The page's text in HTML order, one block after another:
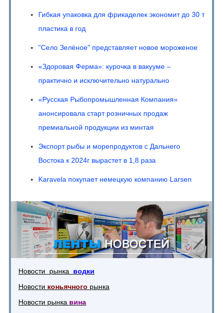
Гибкая упаковка для фрикаделек экономит до 30 т
пластика в год
"Село Зелёное" представляет новое мороженое
«Здоровая Ферма»: курочка в вакууме –
практично и исключительно натурально
«Русская Рыбопромышленная Компания»
анонсировала старт розничных продаж
премиальной продукции из минтая
Экспорт рыбы и морепродуктов с Дальнего
Востока к 2024г вырастет в 1,8 раза
Karavela покупает немецкую компанию Larsen
Новости рынка водки
Новости коньячного рынка
Новости рынка вина